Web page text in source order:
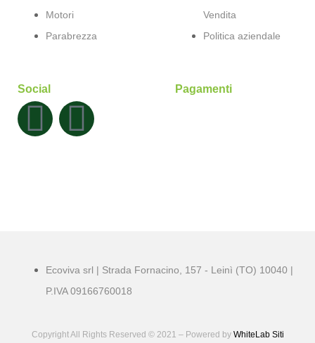
Motori
Parabrezza
Vendita
Politica aziendale
Social Pagamenti
Ecoviva srl | Strada Fornacino, 157 - Leinì (TO) 10040 |
P.IVA 09166760018
Copyright All Rights Reserved © 2021 – Powered by WhiteLab Siti